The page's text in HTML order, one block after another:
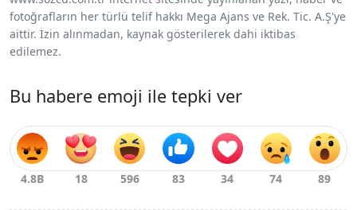
fotoğrafların her türlü telif hakkı Mega Ajans ve Rek. Tic. A.Ş'ye
aittir. İzin alınmadan, kaynak gösterilerek dahi iktibas
edilemez.
Bu habere emoji ile tepki ver